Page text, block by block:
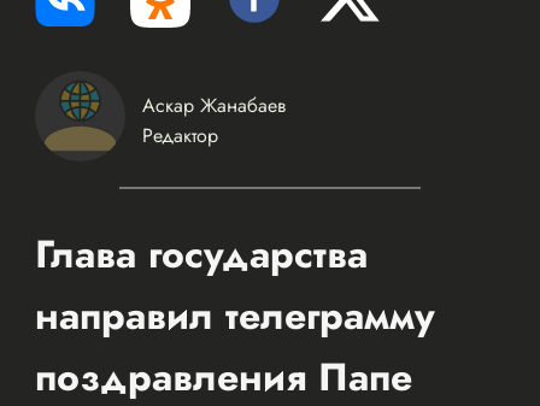
Аскар Жанабаев
Редактор
Глава государства
направил телеграмму
поздравления Папе